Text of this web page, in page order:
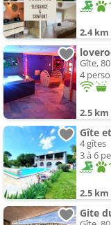
2.4 km
Gîte,
4
2.5 km
4 gîtes
3 à 6
2.5 km
Gite